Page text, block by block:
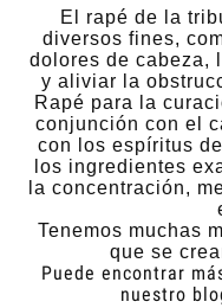
El rapé de la
diversos fines,
dolores de cabeza,
y aliviar la
Rapé para la
conjunción con el
con los espíritus
los ingredientes
la concentración,
Tenemos muchas
que se
Puede encontrar
nuestro